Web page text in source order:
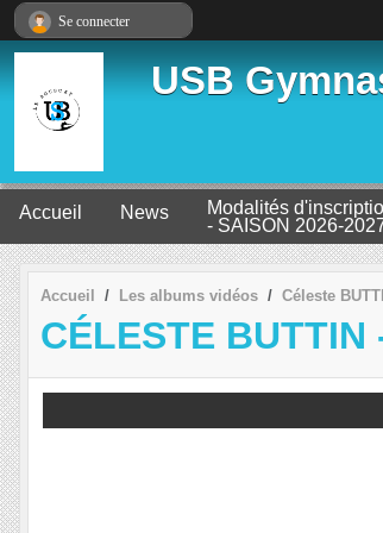
USB
Accueil News
Modalités
- SAISON 2026-
Accueil Les albums vidéos Céleste
CÉLESTE BUTTIN
Se connecter
Panneau de gestion des cookies